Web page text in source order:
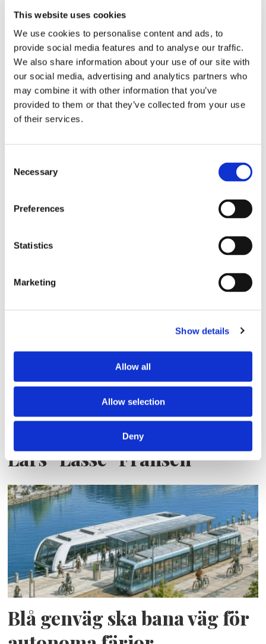
This website uses cookies
We use cookies to personalise content and ads, to
provide social media features and to analyse our traffic.
We also share information about your use of our site with
our social media, advertising and analytics partners who
may combine it with other information that you’ve
provided to them or that they’ve collected from your use
of their services.
Selection
Necessary
Preferences
Statistics
Marketing
Show details
Allow all
Allow selection
Deny
Storaffären: Kongsberg
Maritime köper Berg
Propulsion
Sirius tar leverans av
Lars ”Lasse” Fransén
Blå genväg ska bana väg för